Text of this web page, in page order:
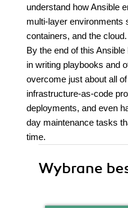
understand how Ansible
multi-layer environments
containers, and the cloud.
By the end of this
in writing playbooks and
overcome just about all
infrastructure-as-code
deployments, and even
day maintenance tasks
time.
Wybrane